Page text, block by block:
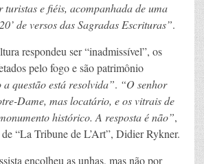
e fiéis, acompanhada de uma
de versos das Sagradas Escrituras”.
respondeu ser “inadmissível”, os
pelo fogo e são patrimônio
questão está resolvida”. “O senhor
Dame, mas locatário, e os vitrais de
histórico. A resposta é não”,
“La Tribune de L’Art”, Didier Rykner.
encolheu as unhas, mas não por